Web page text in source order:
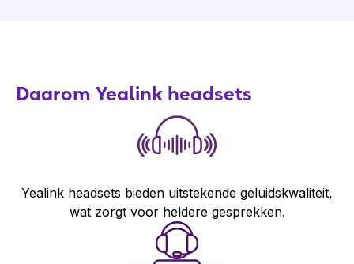
Daarom Yealink headsets
Yealink headsets bieden uitstekende geluidskwaliteit,
wat zorgt voor heldere gesprekken.